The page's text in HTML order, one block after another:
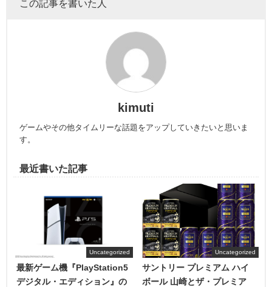
この記事を書いた人
kimuti
ゲームやその他タイムリーな話題をアップしていきたいと思いま
す。
最近書いた記事
Uncategorized
最新ゲーム機『PlayStation5
デジタル・エディション』の
Uncategorized
サントリー プレミアム ハイ
ボール 山崎とザ・プレミア